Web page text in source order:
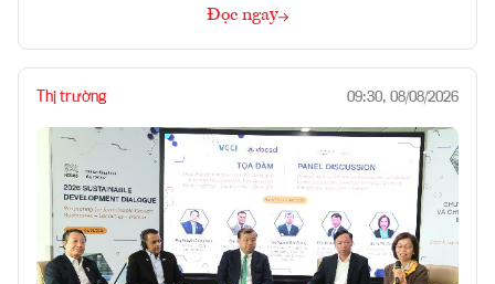
Đọc ngay
Thị trường 09:30, 08/08/2026